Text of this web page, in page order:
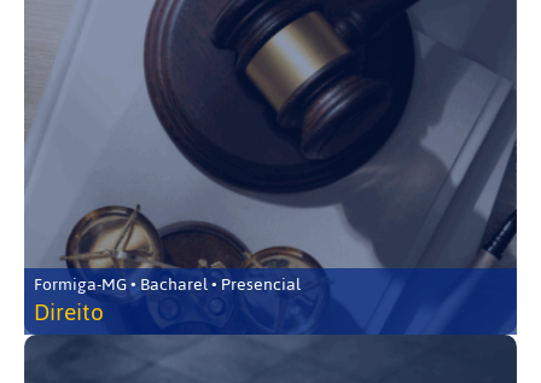
Formiga-MG • Bacharel • Presencial
Direito